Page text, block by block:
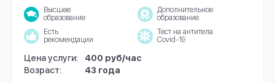
Высшее
образование
Дополнительное
образование
Есть
рекомендации
Тест на антитела
Covid-19
Цена услуги:
400 руб/час
Возраст:
43 года